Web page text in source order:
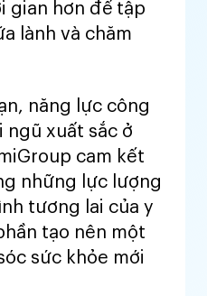
gian hơn để tập
lành và chăm
năng lực công
xuất sắc ở
cam kết
những lực lượng
tương lai của y
tạo nên một
sức khỏe mới